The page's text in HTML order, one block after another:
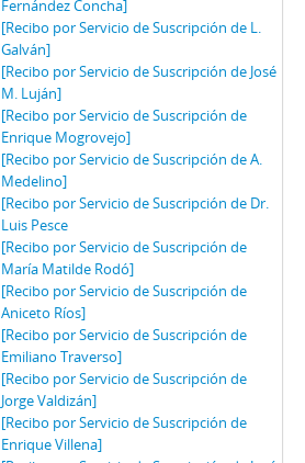
Fernández Concha]
[Recibo por Servicio de Suscripción de L.
Galván]
[Recibo por Servicio de Suscripción de José
M. Luján]
[Recibo por Servicio de Suscripción de
Enrique Mogrovejo]
[Recibo por Servicio de Suscripción de A.
Medelino]
[Recibo por Servicio de Suscripción de Dr.
Luis Pesce
[Recibo por Servicio de Suscripción de
María Matilde Rodó]
[Recibo por Servicio de Suscripción de
Aniceto Ríos]
[Recibo por Servicio de Suscripción de
Emiliano Traverso]
[Recibo por Servicio de Suscripción de
Jorge Valdizán]
[Recibo por Servicio de Suscripción de
Enrique Villena]